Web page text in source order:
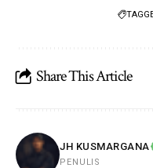
Share This Article
JH KUSMARGANA
PENULIS